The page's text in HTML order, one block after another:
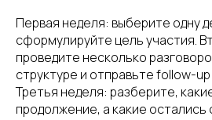
Первая неделя: выберите одну
сформулируйте цель участия.
проведите несколько
структуре и отправьте follow-
Третья неделя: разберите,
продолжение, а какие остались